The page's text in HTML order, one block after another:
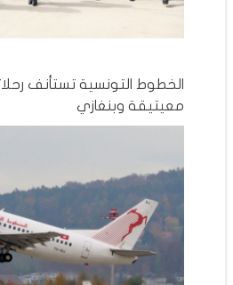
الخطوط التونسية تستأنف
معيتيقة وبنغازي